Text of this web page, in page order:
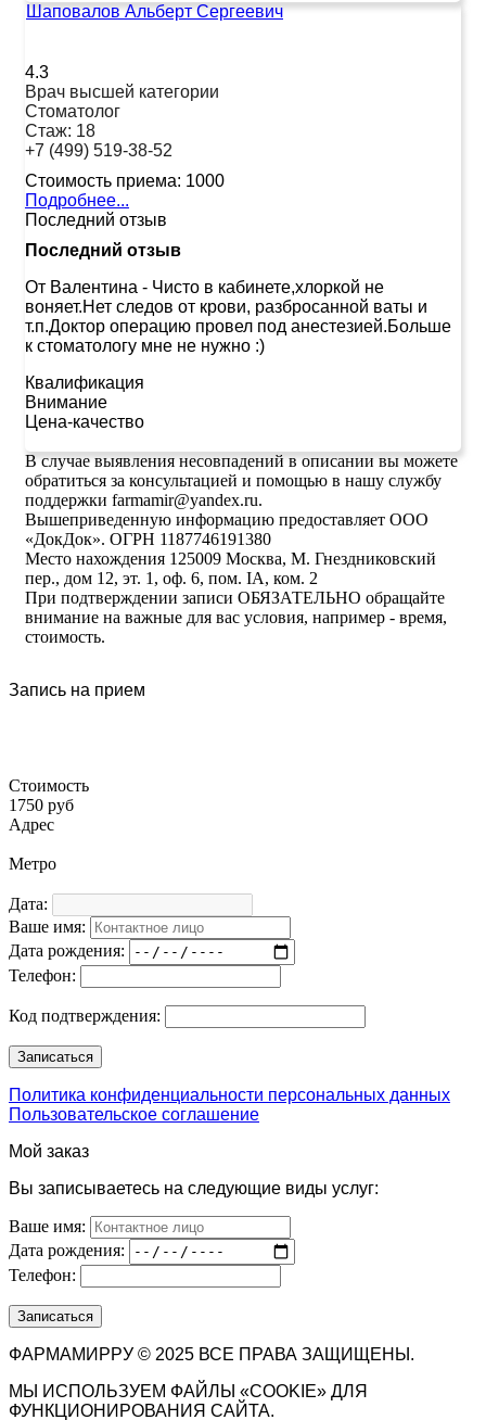
Шаповалов Альберт Сергеевич
4.3
Врач высшей категории
Стоматолог
Стаж: 18
+7 (499) 519-38-52
Стоимость приема: 1000
Подробнее...
Последний отзыв
Последний отзыв
От Валентина - Чисто в кабинете,хлоркой не
воняет.Нет следов от крови, разбросанной ваты и
т.п.Доктор операцию провел под анестезией.Больше
к стоматологу мне не нужно :)
Квалификация
Внимание
Цена-качество
В случае выявления несовпадений в описании вы можете
обратиться за консультацией и помощью в нашу службу
поддержки farmamir@yandex.ru.
Вышеприведенную информацию предоставляет ООО
«ДокДок». ОГРН 1187746191380
Место нахождения 125009 Москва, М. Гнездниковский
пер., дом 12, эт. 1, оф. 6, пом. IA, ком. 2
При подтверждении записи ОБЯЗАТЕЛЬНО обращайте
внимание на важные для вас условия, например - время,
стоимость.
Запись на прием
Стоимость
1750 руб
Адрес
Метро
Дата:
Ваше имя:
Дата рождения:
Телефон:
Код подтверждения:
Политика конфиденциальности персональных данных
Пользовательское соглашение
Мой заказ
Вы записываетесь на следующие виды услуг:
Ваше имя:
Дата рождения:
Телефон:
ФАРМАМИРРУ © 2025 ВСЕ ПРАВА ЗАЩИЩЕНЫ.
МЫ ИСПОЛЬЗУЕМ ФАЙЛЫ «COOKIE» ДЛЯ
ФУНКЦИОНИРОВАНИЯ САЙТА.